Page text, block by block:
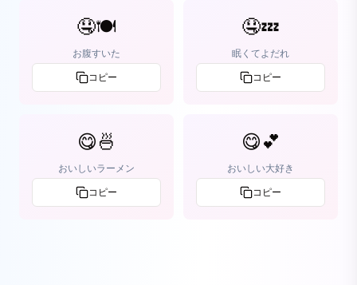
🤤🍽️
お腹すいた
コピー
🤤💤
眠くてよだれ
コピー
😋🍜
おいしいラーメン
コピー
😋💕
おいしい大好き
コピー